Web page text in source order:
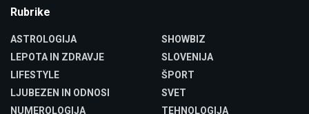
Rubrike
ASTROLOGIJA
LEPOTA IN ZDRAVJE
LIFESTYLE
LJUBEZEN IN ODNOSI
NUMEROLOGIJA
SHOWBIZ
SLOVENIJA
ŠPORT
SVET
TEHNOLOGIJA